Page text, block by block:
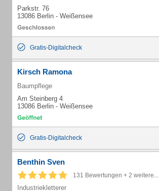
Parkstr. 76
13086 Berlin - Weißensee
Gratis-Digitalcheck
Kirsch Ramona
Baumpflege
Am Steinberg 4
13086 Berlin - Weißensee
Gratis-Digitalcheck
Benthin Sven
131 Bewertungen + 2 weitere...
Industriekletterer